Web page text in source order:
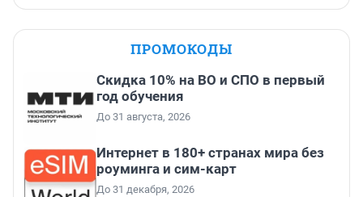
ПРОМОКОДЫ
Скидка 10% на ВО и СПО в первый
год обучения
До 31 августа, 2026
Интернет в 180+ странах мира без
роуминга и сим-карт
До 31 декабря, 2026